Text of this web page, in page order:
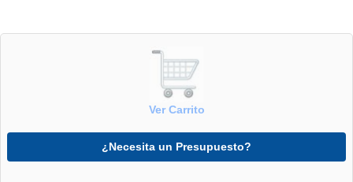
Ver Carrito
¿Necesita un Presupuesto?